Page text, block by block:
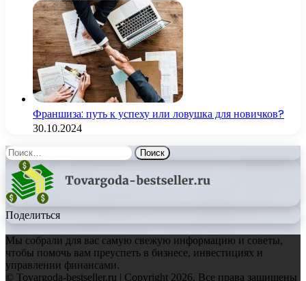
Франшиза: путь к успеху или ловушка для новичков?
30.10.2024
Найти:
Поделиться
Мы собрали для вас самую свежую информацию и советы,
чтобы помочь вам преуспеть в бизнесе, инвестициях и
управлении финансами.
© Tovargoda-bestseller.ru | Copyright 2026, Все права защищены